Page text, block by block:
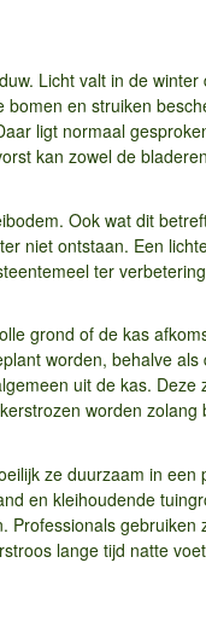
Licht valt in de
en struiken
ligt normaal
kan zowel de
Ook wat dit
niet ontstaan. Een
ter
grond of de kas
worden, behalve
uit de kas.
worden
ze duurzaam in
en kleihoudende
lange tijd